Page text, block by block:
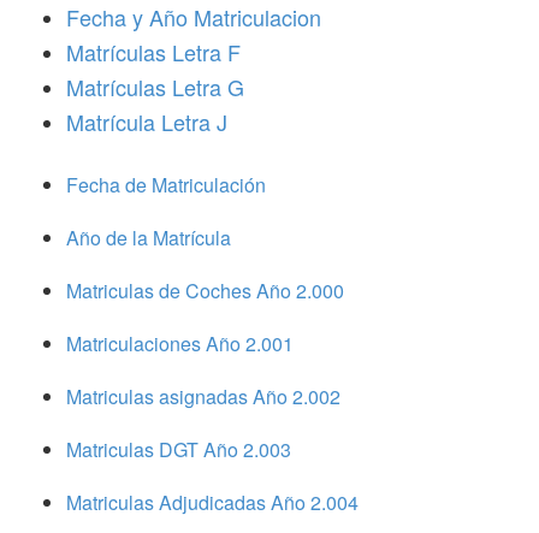
Fecha y Año Matriculacion
Matrículas Letra F
Matrículas Letra G
Matrícula Letra J
Fecha de Matriculación
Año de la Matrícula
Matriculas de Coches Año 2.000
Matriculaciones Año 2.001
Matriculas asignadas Año 2.002
Matriculas DGT Año 2.003
Matriculas Adjudicadas Año 2.004